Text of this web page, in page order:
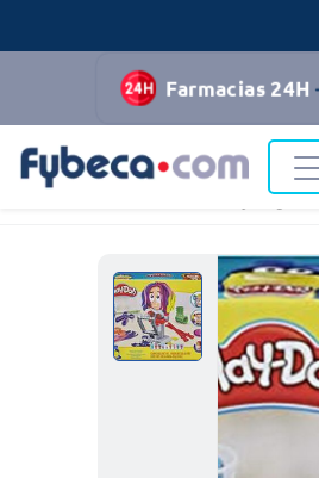
Farmacias 24H
Bazar y Hogar